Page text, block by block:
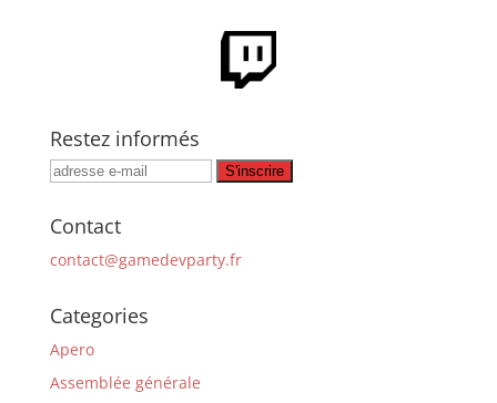
Restez informés
Contact
contact@gamedevparty.fr
Categories
Apero
Assemblée générale